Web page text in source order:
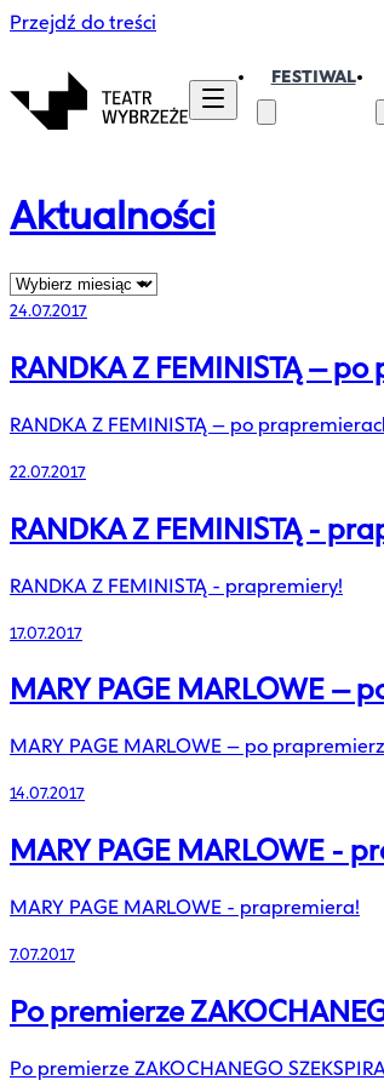
Przejdź do treści
FESTIWAL
Aktualności
24.07.2017
RANDKA Z FEMINISTĄ –
RANDKA Z FEMINISTĄ – po
22.07.2017
RANDKA Z FEMINISTĄ -
RANDKA Z FEMINISTĄ - prapremiery!
17.07.2017
MARY PAGE MARLOWE –
MARY PAGE MARLOWE – po
14.07.2017
MARY PAGE MARLOWE -
MARY PAGE MARLOWE - prapremiera!
7.07.2017
Po premierze
Po premierze ZAKOCHANEGO